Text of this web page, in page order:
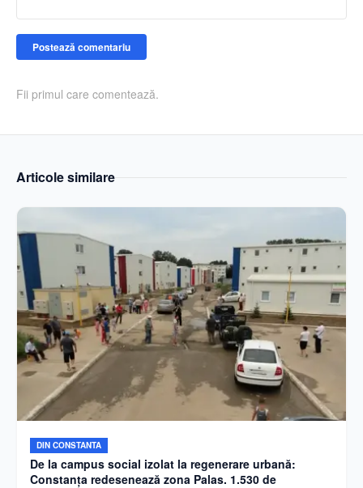
Postează comentariu
Fii primul care comentează.
Articole similare
DIN CONSTANTA
De la campus social izolat la regenerare urbană:
Constanța redesenează zona Palas. 1.530 de